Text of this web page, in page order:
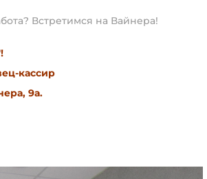
Встретимся на Вайнера!
кассир
9а.